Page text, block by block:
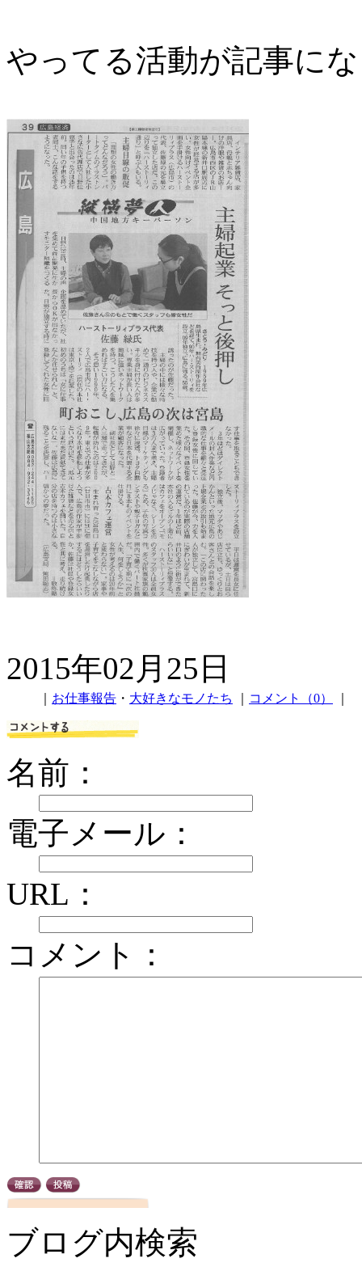
やってる活動が記事に
2015年02月25日
お仕事報告 ・ 大好きなモノたち コメント（0）
名前：
電子メール：
URL：
コメント：
ブログ内検索